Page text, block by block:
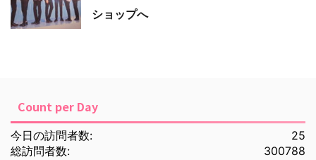
ショップへ
Count per Day
25
今日の訪問者数:
300788
総訪問者数: